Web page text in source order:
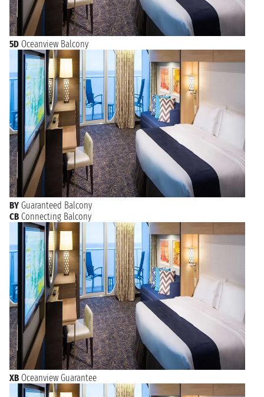
5D Oceanview Balcony
BY Guaranteed Balcony
CB Connecting Balcony
XB Oceanview Guarantee